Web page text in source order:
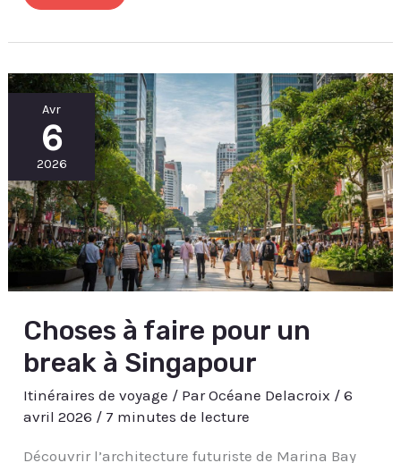
Avr
6
2026
Choses à faire pour un
break à Singapour
Itinéraires de voyage / ParOcéane Delacroix /6
avril 2026 / 7 minutes de lecture
Découvrir l’architecture futuriste de Marina Bay
à
faire
pour
un
break
Singapour